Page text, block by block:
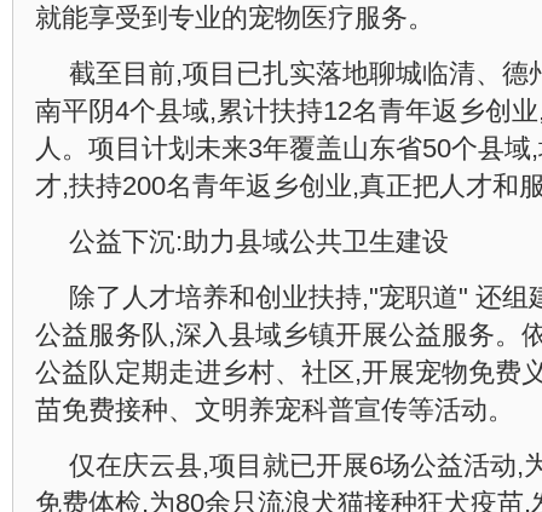
就能享受到专业的宠物医疗服务。
截至目前,项目已扎实落地聊城临清、德
南平阴4个县域,累计扶持12名青年返乡创
人。项目计划未来3年覆盖山东省50个县
才,扶持200名青年返乡创业,真正把人才和
公益下沉:助力县域公共卫生建设
除了人才培养和创业扶持,"宠职道" 还组
公益服务队,深入县域乡镇开展公益服务。
公益队定期走进乡村、社区,开展宠物免费
苗免费接种、文明养宠科普宣传等活动。
仅在庆云县,项目就已开展6场公益活动,
免费体检,为80余只流浪犬猫接种狂犬疫苗